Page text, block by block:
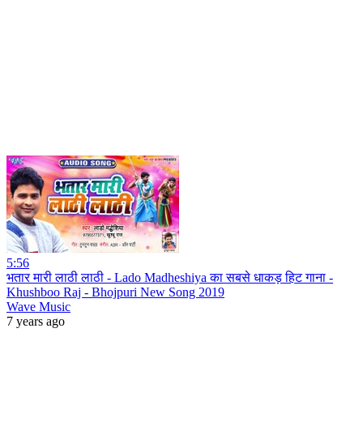
5:56
भतार मारी लाठी लाठी - Lado Madheshiya का सबसे धाकड़ हिट गाना -
Khushboo Raj - Bhojpuri New Song 2019
Wave Music
7 years ago